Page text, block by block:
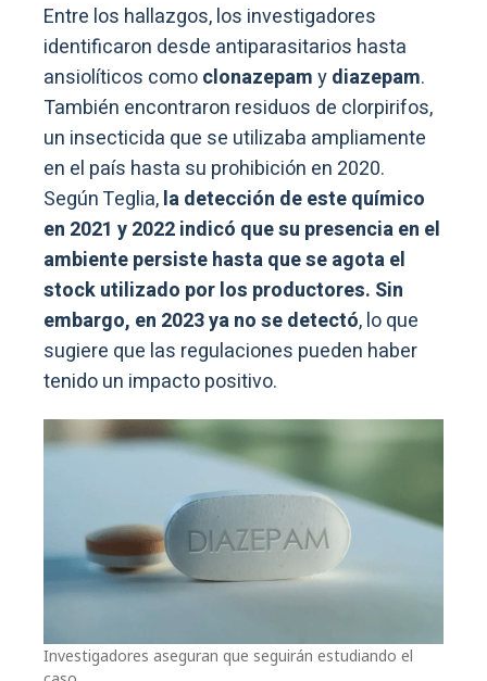
Entre los hallazgos, los investigadores
identificaron desde antiparasitarios hasta
ansiolíticos comoclonazepamydiazepam.
También encontraron residuos de clorpirifos,
un insecticida que se utilizaba ampliamente
en el país hasta su prohibición en 2020.
Según Teglia,la detección de este químico
en 2021 y 2022 indicó que su presencia en el
ambiente persiste hasta que se agota el
stock utilizado por los productores. Sin
embargo, en 2023 ya no se detectó, lo que
sugiere que las regulaciones pueden haber
tenido un impacto positivo.
Investigadores aseguran que seguirán estudiando el